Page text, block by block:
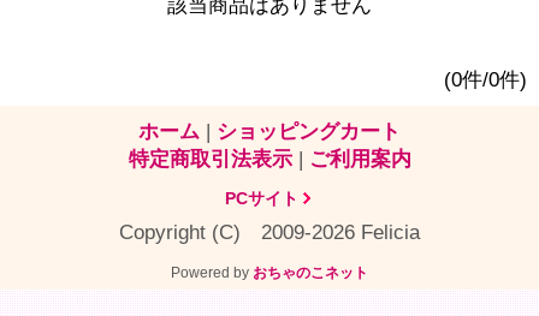
該当商品はありません
(0件/0件)
ホーム | ショッピングカート
特定商取引法表示 | ご利用案内
PCサイト
Copyright (C) 2009-2026 Felicia
Powered by おちゃのこネット